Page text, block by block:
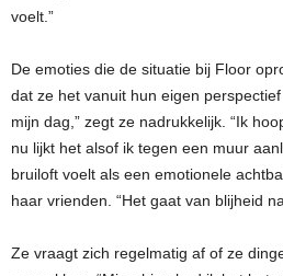
voelt.”
De emoties die de situatie bij Floor
dat ze het vanuit hun eigen
mijn dag,” zegt ze nadrukkelijk. “Ik
nu lijkt het alsof ik tegen een muur
bruiloft voelt als een emotionele
haar vrienden. “Het gaat van blijheid
Ze vraagt zich regelmatig af of ze